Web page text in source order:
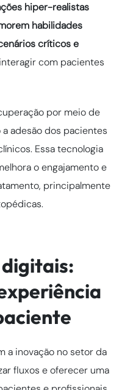
hiper-realistas
habilidades
críticos e
com pacientes
por meio de
adesão dos pacientes
Essa tecnologia
o engajamento e
principalmente
a inovação no setor da
fluxos e oferecer uma